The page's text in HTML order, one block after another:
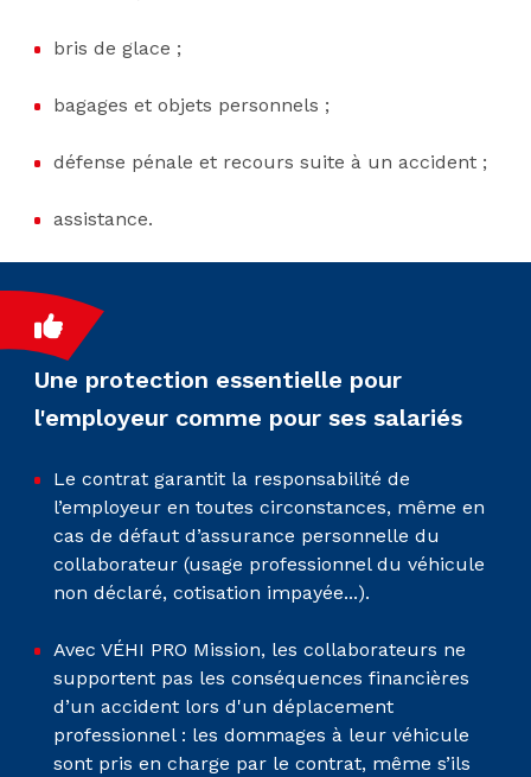
bris de glace ;
bagages et objets personnels ;
défense pénale et recours suite à un accident ;
assistance.
Une protection essentielle pour
l'employeur comme pour ses salariés
Le contrat garantit la responsabilité de
l’employeur en toutes circonstances, même en
cas de défaut d’assurance personnelle du
collaborateur (usage professionnel du véhicule
non déclaré, cotisation impayée...).
Avec VÉHI PRO Mission, les collaborateurs ne
supportent pas les conséquences financières
d’un accident lors d'un déplacement
professionnel : les dommages à leur véhicule
sont pris en charge par le contrat, même s’ils